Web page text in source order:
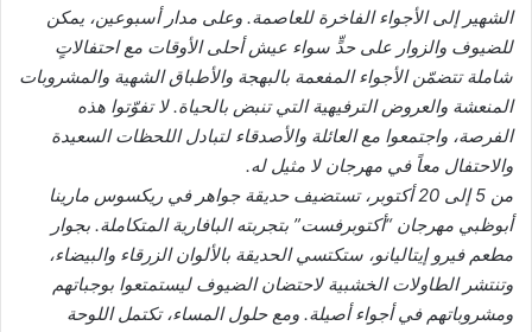
الشهير إلى الأجواء الفاخرة للعاصمة. وعلى مدار أسبوعين، يمكن
للضيوف والزوار على حدٍّ سواء عيش أحلى الأوقات مع احتفالاتٍ
شاملة تتضمّن الأجواء المفعمة بالبهجة والأطباق الشهية والمشروبات
المنعشة والعروض الترفيهية التي تنبض بالحياة. لا تفوّتوا هذه
الفرصة، واجتمعوا مع العائلة والأصدقاء لتبادل اللحظات السعيدة
والاحتفال معاً في مهرجان لا مثيل له.
من 5 إلى 20 أكتوبر، تستضيف حديقة جواهر في ريكسوس مارينا
أبوظبي مهرجان “أكتوبرفست” بتجربته البافارية المتكاملة. بجوار
مطعم فيرو إيتاليانو، ستكتسي الحديقة بالألوان الزرقاء والبيضاء،
وتنتشر الطاولات الخشبية لاحتضان الضيوف ليستمتعوا بوجباتهم
ومشروباتهم في أجواء أصيلة. ومع حلول المساء، تكتمل اللوحة